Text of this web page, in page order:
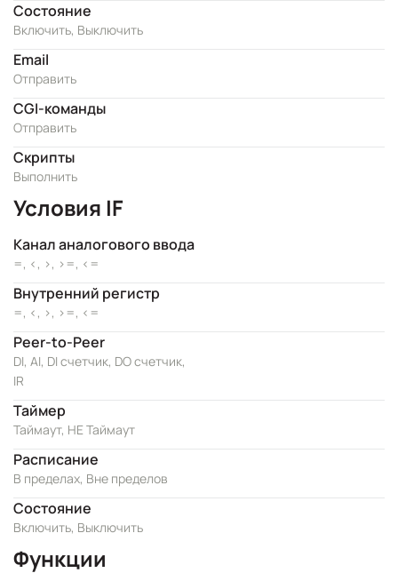
Состояние
Включить, Выключить
Email
Отправить
CGI-команды
Отправить
Скрипты
Выполнить
Условия IF
Канал аналогового ввода
=, <, >, >=, <=
Внутренний регистр
=, <, >, >=, <=
Peer-to-Peer
DI, AI, DI счетчик, DO счетчик,
IR
Таймер
Таймаут, НЕ Таймаут
Расписание
В пределах, Вне пределов
Состояние
Включить, Выключить
Функции